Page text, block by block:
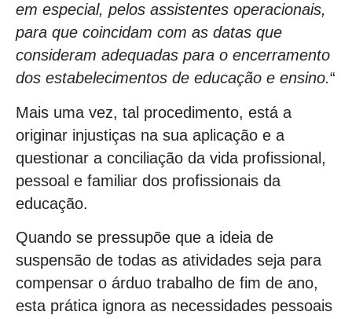
em especial, pelos assistentes operacionais,
para que coincidam com as datas que
consideram adequadas para o encerramento
dos estabelecimentos de educação e ensino.“
Mais uma vez, tal procedimento, está a
originar injustiças na sua aplicação e a
questionar a conciliação da vida profissional,
pessoal e familiar dos profissionais da
educação.
Quando se pressupõe que a ideia de
suspensão de todas as atividades seja para
compensar o árduo trabalho de fim de ano,
esta prática ignora as necessidades pessoais